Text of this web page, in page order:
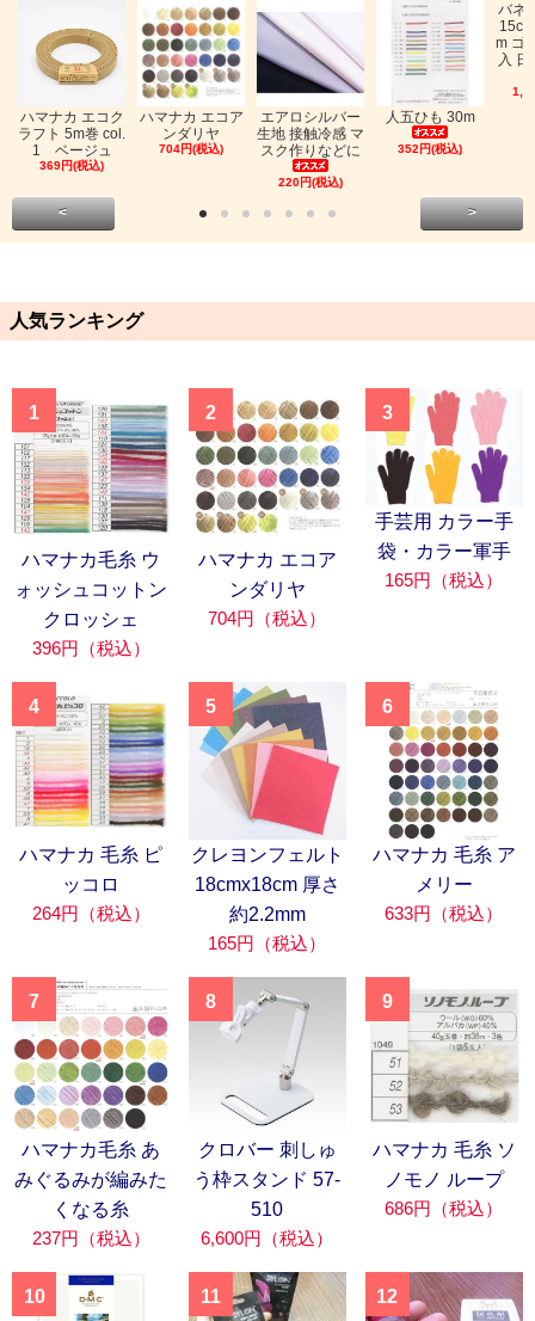
ハマナカ エコク
ラフト 5m巻 col.
1 ベージュ
369円(税込)
ハマナカ エコア
ンダリヤ
704円(税込)
エアロシルバー
生地 接触冷感 マ
スク作りなどに
220円(税込)
人五ひも 30m
352円(税込)
バネ
m ゴ
入
< >
人気ランキング
1
ハマナカ毛糸 ウ
ォッシュコットン
クロッシェ
396円（税込）
2
ハマナカ エコア
ンダリヤ
704円（税込）
3
手芸用 カラー手
袋・カラー軍手
165円（税込）
4
ハマナカ 毛糸 ピ
ッコロ
264円（税込）
5
クレヨンフェルト
18cmx18cm 厚さ
約2.2mm
165円（税込）
6
ハマナカ 毛糸 ア
メリー
633円（税込）
7
ハマナカ毛糸 あ
みぐるみが編みた
くなる糸
237円（税込）
8
クロバー 刺しゅ
う枠スタンド 57-
510
6,600円（税込）
9
ハマナカ 毛糸 ソ
ノモノ ループ
686円（税込）
10 11 12